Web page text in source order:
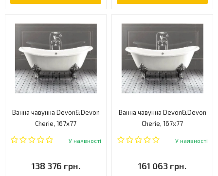
Ванна чавунна Devon&Devon
Cherie, 167x77
(2MRCHERIEFLALDD)
У наявності
138 376 грн.
Ванна чавунна Devon&Devon
Cherie, 167x77
(2MRCHERIEFLCRDD)
У наявності
161 063 грн.